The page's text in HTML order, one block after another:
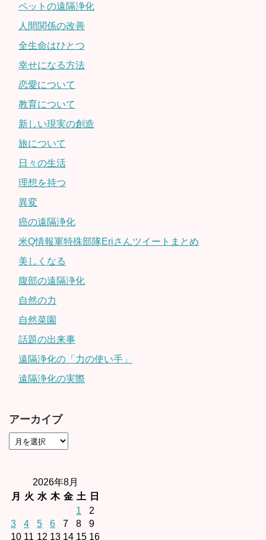
ペットの遠隔浄化
人間関係の改善
全生命はひとつ
幸せになる方法
恋愛について
教育について
新しい現実の創造
旅について
日々の生活
理想を持つ
異変
癌の遠隔浄化
米Q情報軍特殊部隊Eriさんツイートまとめ
美しくなる
腹部の遠隔浄化
自然の力
自然菜園
話題の出来事
遠隔浄化の「力の使い手」
遠隔浄化の実際
アーカイブ
2026年8月
月
火 水 木 金 土
日
1
2
3
4 5 6 7 8
9
10 11 12 13 14 15 16